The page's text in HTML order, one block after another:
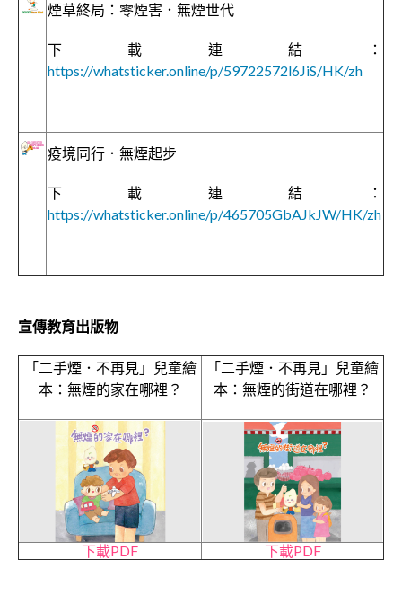
煙草終局：零煙害．無煙世代
下載連結：
https://whatsticker.online/p/59722572l6JiS/HK/zh
疫境同行．無煙起步
下載連結：
https://whatsticker.online/p/465705GbAJkJW/HK/zh
宣傳教育出版物
「二手煙．不再見」兒童繪
本：無煙的家在哪裡？
「二手煙．不再見」兒童繪
本：無煙的街道在哪裡？
下載PDF 下載PDF